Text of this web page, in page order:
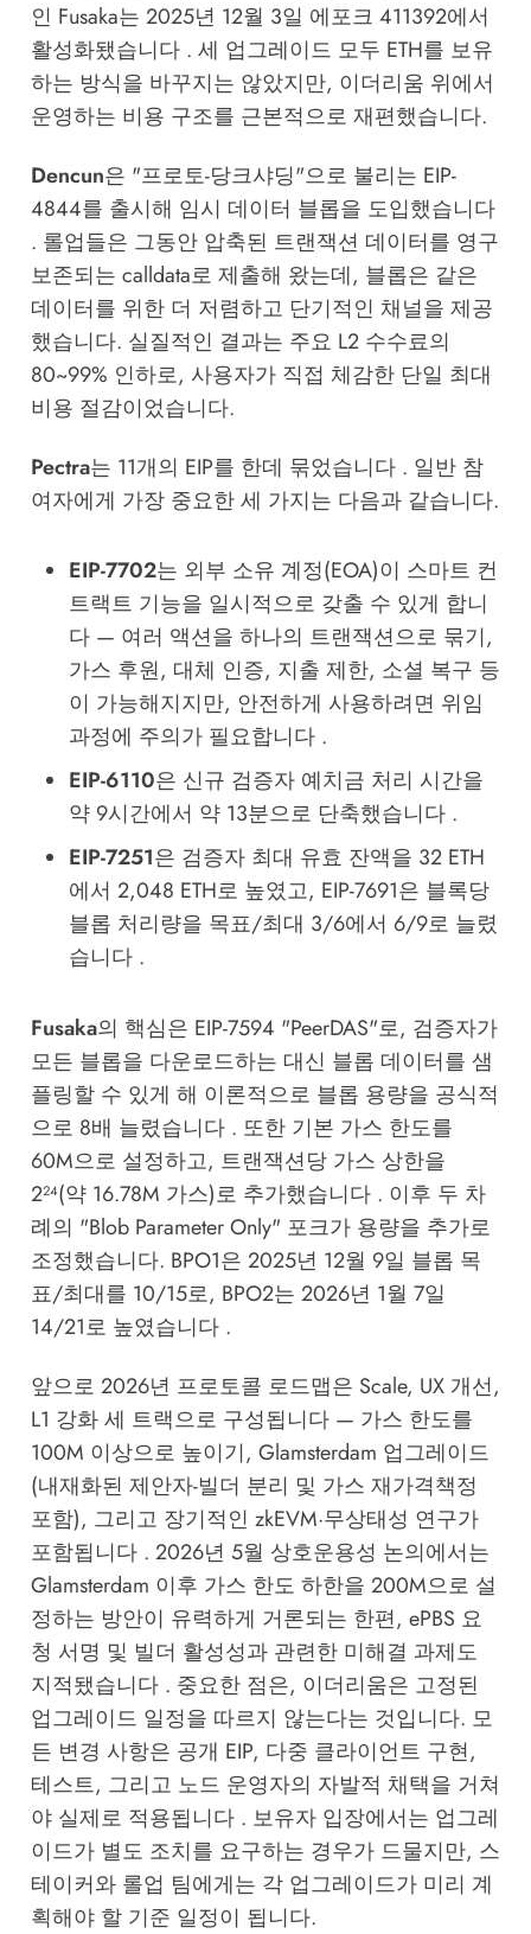
인 Fusaka는 2025년 12월 3일 에포크 411392에서
활성화됐습니다 . 세 업그레이드 모두 ETH를 보유
하는 방식을 바꾸지는 않았지만, 이더리움 위에서
운영하는 비용 구조를 근본적으로 재편했습니다.
Dencun은 "프로토-당크샤딩"으로 불리는 EIP-
4844를 출시해 임시 데이터 블롭을 도입했습니다
. 롤업들은 그동안 압축된 트랜잭션 데이터를 영구
보존되는 calldata로 제출해 왔는데, 블롭은 같은
데이터를 위한 더 저렴하고 단기적인 채널을 제공
했습니다. 실질적인 결과는 주요 L2 수수료의
80~99% 인하로, 사용자가 직접 체감한 단일 최대
비용 절감이었습니다.
Pectra는 11개의 EIP를 한데 묶었습니다 . 일반 참
여자에게 가장 중요한 세 가지는 다음과 같습니다.
EIP-7702는 외부 소유 계정(EOA)이 스마트 컨
트랙트 기능을 일시적으로 갖출 수 있게 합니
다 — 여러 액션을 하나의 트랜잭션으로 묶기,
가스 후원, 대체 인증, 지출 제한, 소셜 복구 등
이 가능해지지만, 안전하게 사용하려면 위임
과정에 주의가 필요합니다 .
EIP-6110은 신규 검증자 예치금 처리 시간을
약 9시간에서 약 13분으로 단축했습니다 .
EIP-7251은 검증자 최대 유효 잔액을 32 ETH
에서 2,048 ETH로 높였고, EIP-7691은 블록당
블롭 처리량을 목표/최대 3/6에서 6/9로 늘렸
습니다 .
Fusaka의 핵심은 EIP-7594 "PeerDAS"로, 검증자가
모든 블롭을 다운로드하는 대신 블롭 데이터를 샘
플링할 수 있게 해 이론적으로 블롭 용량을 공식적
으로 8배 늘렸습니다 . 또한 기본 가스 한도를
60M으로 설정하고, 트랜잭션당 가스 상한을
2²⁴(약 16.78M 가스)로 추가했습니다 . 이후 두 차
례의 "Blob Parameter Only" 포크가 용량을 추가로
조정했습니다. BPO1은 2025년 12월 9일 블롭 목
표/최대를 10/15로, BPO2는 2026년 1월 7일
14/21로 높였습니다 .
앞으로 2026년 프로토콜 로드맵은 Scale, UX 개선,
L1 강화 세 트랙으로 구성됩니다 — 가스 한도를
100M 이상으로 높이기, Glamsterdam 업그레이드
(내재화된 제안자-빌더 분리 및 가스 재가격책정
포함), 그리고 장기적인 zkEVM·무상태성 연구가
포함됩니다 . 2026년 5월 상호운용성 논의에서는
Glamsterdam 이후 가스 한도 하한을 200M으로 설
정하는 방안이 유력하게 거론되는 한편, ePBS 요
청 서명 및 빌더 활성성과 관련한 미해결 과제도
지적됐습니다 . 중요한 점은, 이더리움은 고정된
업그레이드 일정을 따르지 않는다는 것입니다. 모
든 변경 사항은 공개 EIP, 다중 클라이언트 구현,
테스트, 그리고 노드 운영자의 자발적 채택을 거쳐
야 실제로 적용됩니다 . 보유자 입장에서는 업그레
이드가 별도 조치를 요구하는 경우가 드물지만, 스
테이커와 롤업 팀에게는 각 업그레이드가 미리 계
획해야 할 기준 일정이 됩니다.